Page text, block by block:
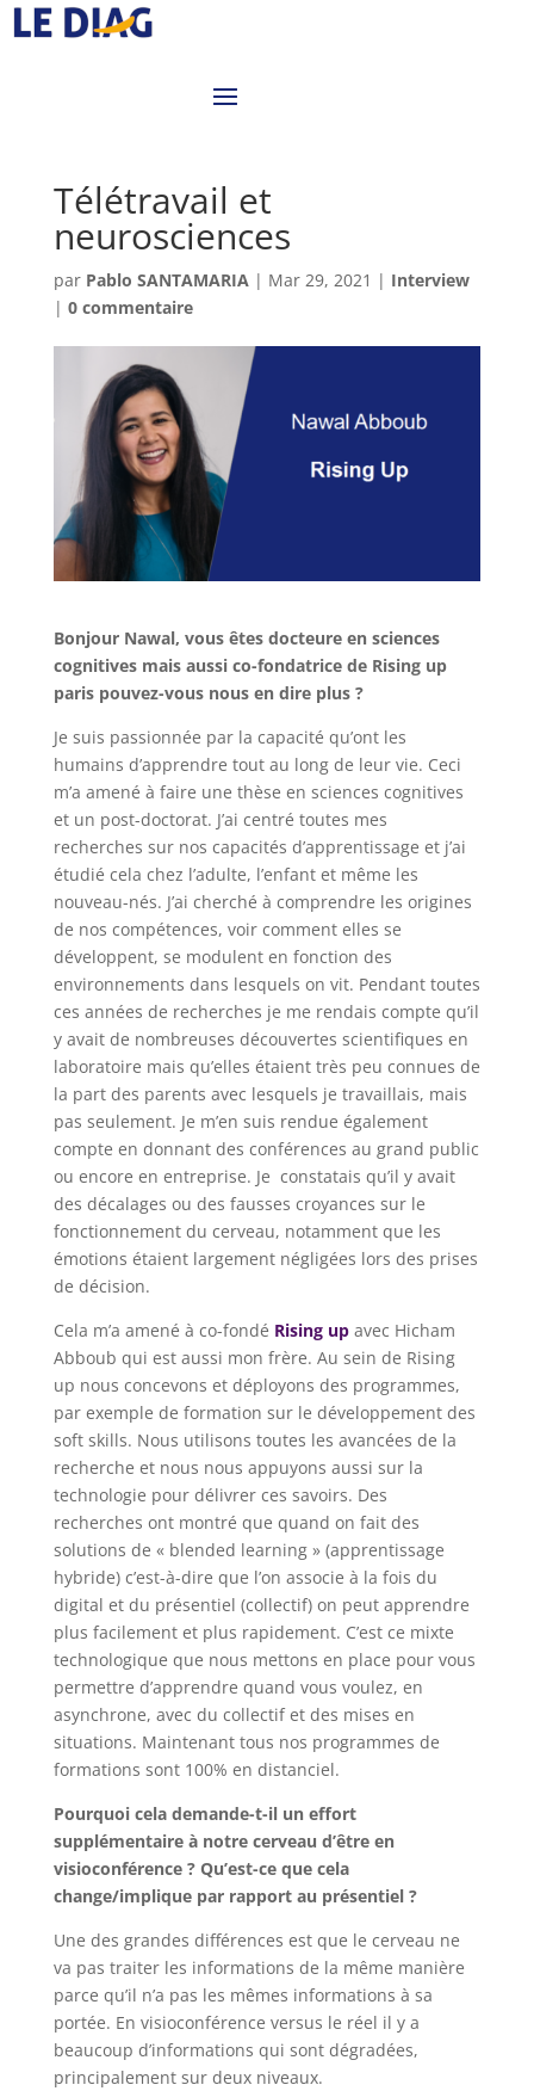
Télétravail et
neurosciences
par Pablo SANTAMARIA| Mar 29, 2021 | Interview
| 0 commentaire
Bonjour Nawal, vous êtes docteure en sciences
cognitives mais aussi co-fondatrice de Rising up
paris pouvez-vous nous en dire plus ?
Je suis passionnée par la capacité qu’ont les
humains d’apprendre tout au long de leur vie. Ceci
m’a amené à faire une thèse en sciences cognitives
et un post-doctorat. J’ai centré toutes mes
recherches sur nos capacités d’apprentissage et j’ai
étudié cela chez l’adulte, l’enfant et même les
nouveau-nés. J’ai cherché à comprendre les origines
de nos compétences, voir comment elles se
développent, se modulent en fonction des
environnements dans lesquels on vit. Pendant toutes
ces années de recherches je me rendais compte qu’il
y avait de nombreuses découvertes scientifiques en
laboratoire mais qu’elles étaient très peu connues de
la part des parents avec lesquels je travaillais, mais
pas seulement. Je m’en suis rendue également
compte en donnant des conférences au grand public
ou encore en entreprise. Je constatais qu’il y avait
des décalages ou des fausses croyances sur le
fonctionnement du cerveau, notamment que les
émotions étaient largement négligées lors des prises
de décision.
Cela m’a amené à co-fondé Rising upavec Hicham
Abboub qui est aussi mon frère. Au sein de Rising
up nous concevons et déployons des programmes,
par exemple de formation sur le développement des
soft skills. Nous utilisons toutes les avancées de la
recherche et nous nous appuyons aussi sur la
technologie pour délivrer ces savoirs. Des
recherches ont montré que quand on fait des
solutions de « blended learning » (apprentissage
hybride) c’est-à-dire que l’on associe à la fois du
digital et du présentiel (collectif) on peut apprendre
plus facilement et plus rapidement. C’est ce mixte
technologique que nous mettons en place pour vous
permettre d’apprendre quand vous voulez, en
asynchrone, avec du collectif et des mises en
situations. Maintenant tous nos programmes de
formations sont 100% en distanciel.
Pourquoi cela demande-t-il un effort
supplémentaire à notre cerveau d’être en
visioconférence ? Qu’est-ce que cela
change/implique par rapport au présentiel ?
Une des grandes différences est que le cerveau ne
va pas traiter les informations de la même manière
parce qu’il n’a pas les mêmes informations à sa
portée. En visioconférence versus le réel il y a
beaucoup d’informations qui sont dégradées,
principalement sur deux niveaux.